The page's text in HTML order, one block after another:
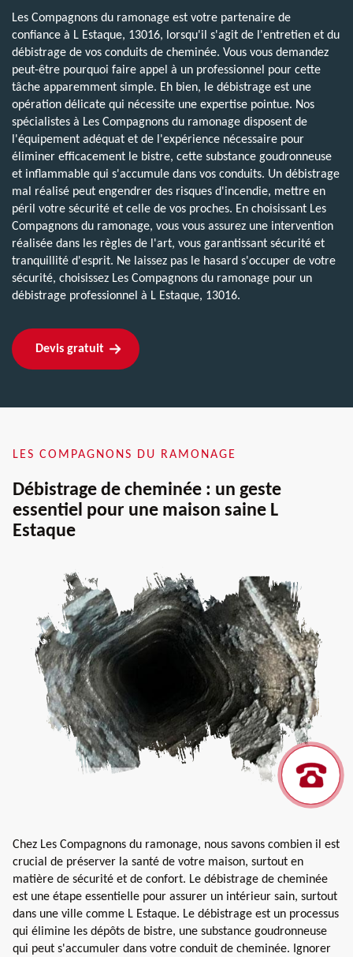
Les Compagnons du ramonage est votre partenaire de
confiance à L Estaque, 13016, lorsqu'il s'agit de l'entretien et du
débistrage de vos conduits de cheminée. Vous vous demandez
peut-être pourquoi faire appel à un professionnel pour cette
tâche apparemment simple. Eh bien, le débistrage est une
opération délicate qui nécessite une expertise pointue. Nos
spécialistes à Les Compagnons du ramonage disposent de
l'équipement adéquat et de l'expérience nécessaire pour
éliminer efficacement le bistre, cette substance goudronneuse
et inflammable qui s'accumule dans vos conduits. Un débistrage
mal réalisé peut engendrer des risques d'incendie, mettre en
péril votre sécurité et celle de vos proches. En choisissant Les
Compagnons du ramonage, vous vous assurez une intervention
réalisée dans les règles de l'art, vous garantissant sécurité et
tranquillité d'esprit. Ne laissez pas le hasard s'occuper de votre
sécurité, choisissez Les Compagnons du ramonage pour un
débistrage professionnel à L Estaque, 13016.
Devis gratuit
LES COMPAGNONS DU RAMONAGE
Débistrage de cheminée : un geste
essentiel pour une maison saine L
Estaque
Chez Les Compagnons du ramonage, nous savons combien il est
crucial de préserver la santé de votre maison, surtout en
matière de sécurité et de confort. Le débistrage de cheminée
est une étape essentielle pour assurer un intérieur sain, surtout
dans une ville comme L Estaque. Le débistrage est un processus
qui élimine les dépôts de bistre, une substance goudronneuse
qui peut s'accumuler dans votre conduit de cheminée. Ignorer